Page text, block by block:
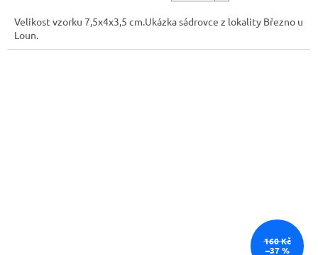
Velikost vzorku 7,5x4x3,5 cm.Ukázka sádrovce z lokality Březno u
Loun.
160 Kč
–37 %